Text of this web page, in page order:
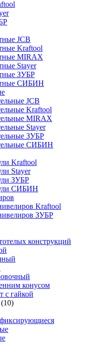
JCB
Kraftool
MIRAX
Stayer
ЗУБР
СИБИН
JCB
Kraftool
MIRAX
Stayer
ЗУБР
СИБИН
Kraftool
Stayer
ЗУБР
СИБИН
Kraftool
ЗУБР
конструкций
конусом
с гайкой